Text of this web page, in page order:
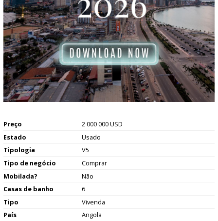
Preço
2 000 000 USD
Estado
Usado
Tipologia
V5
Tipo de negócio
Comprar
Mobilada?
Não
Casas de banho
6
Tipo
Vivenda
País
Angola